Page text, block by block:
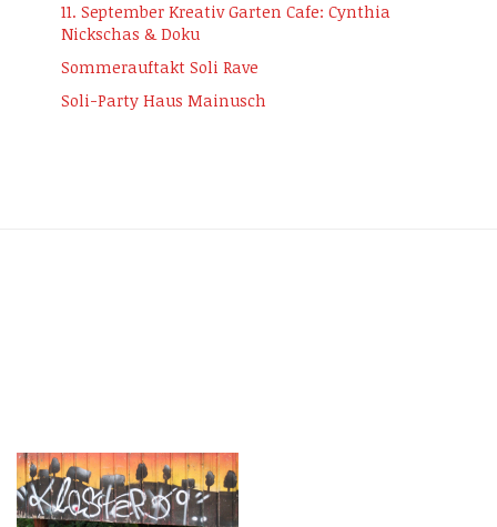
11. September Kreativ Garten Cafe: Cynthia
Nickschas & Doku
Sommerauftakt Soli Rave
Soli-Party Haus Mainusch